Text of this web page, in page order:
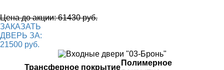
Цена до акции: 61430 руб.
ЗАКАЗАТЬ
ДВЕРЬ ЗА:
21500 руб.
Трансферное покрытие
Полимерное